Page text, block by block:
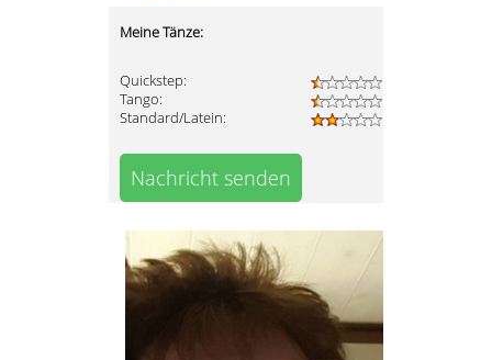
Meine Tänze:
Quickstep:
Tango:
Standard/Latein:
Nachricht senden